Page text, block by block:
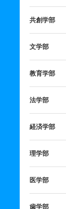
共創学部
文学部
教育学部
法学部
経済学部
理学部
医学部
歯学部